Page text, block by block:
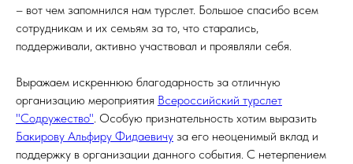
– вот чем запомнился нам турслет. Большое спасибо всем
сотрудникам и их семьям за то, что старались,
поддерживали, активно участвовал и проявляли себя.
Выражаем искреннюю благодарность за отличную
организацию мероприятия Всероссийский турслет
"Содружество". Особую признательность хотим выразить
Бакирову Альфиру Фидаевичу за его неоценимый вклад и
поддержку в организации данного события. С нетерпением